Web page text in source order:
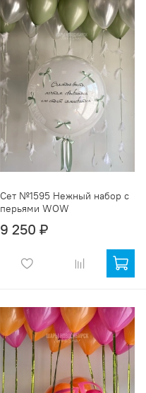
Сет №1595 Нежный набор с
перьями WOW
9 250 ₽